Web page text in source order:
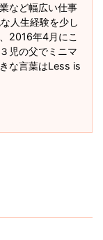
など幅広い仕事
人生経験を少し
2016年4月にこ
児の父でミニマ
な言葉はLess is